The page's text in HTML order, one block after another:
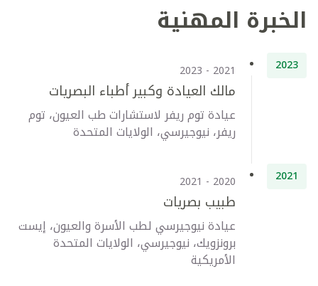
الخبرة المهنية
2023
2021 - 2023
مالك العيادة وكبير أطباء البصريات
عيادة توم ريفر لاستشارات طب العيون، توم
ريفر، نيوجيرسي، الولايات المتحدة
2021
2020 - 2021
طبيب بصريات
عيادة نيوجيرسي لطب الأسرة والعيون، إيست
برونزويك، نيوجيرسي، الولايات المتحدة
الأمريكية